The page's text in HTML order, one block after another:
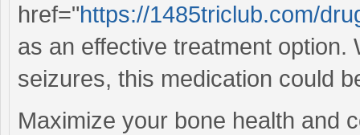
href="https://1485triclub.com/
as an effective treatment
seizures, this medication could
Maximize your bone health and